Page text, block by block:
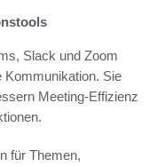
Slack und Zoom
Kommunikation. Sie
Meeting-Effizienz
für Themen,